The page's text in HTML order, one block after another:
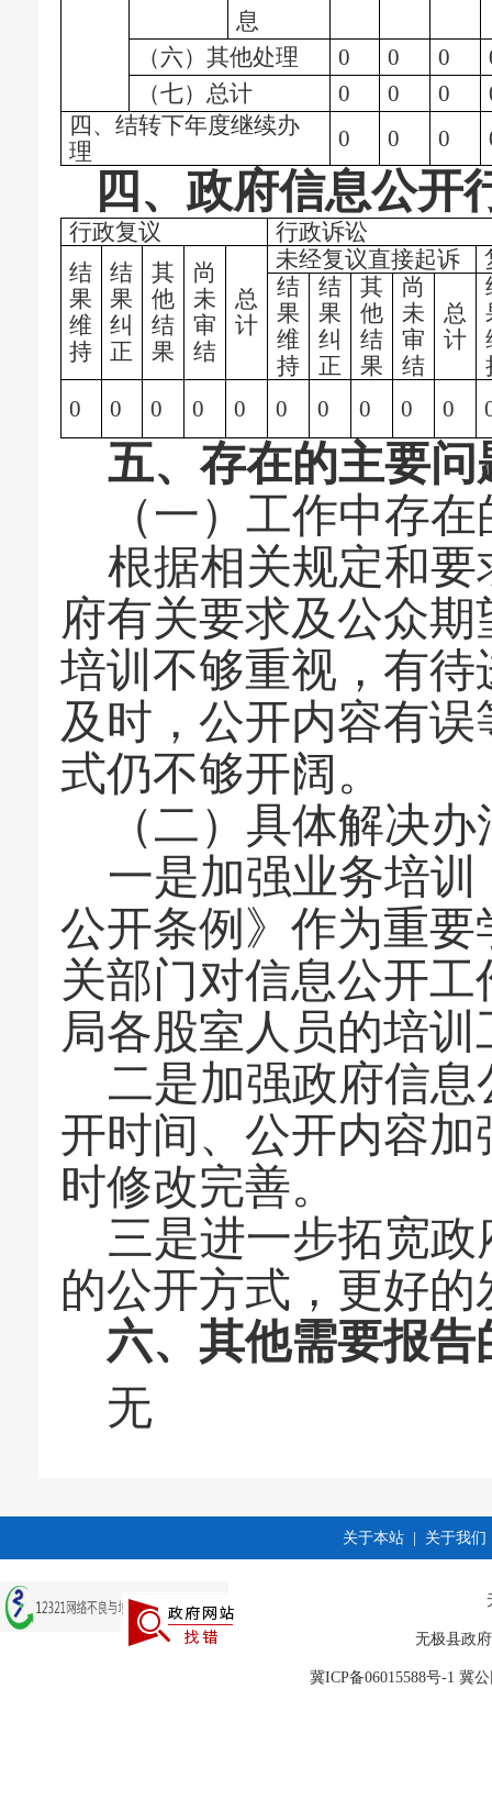
息
（六）其他处理 0 0 0
（七）总计
0 0 0
四、结转下年度继续办
理
0 0 0
四、政府信息公开
行政复议
行政诉讼
结
果
维
持
结
果
纠
正
其
他
结
果
尚
未
审
结
总
计
未经复议直接起诉
结
果
维
持
结
果
纠
正
其
他
结
果
尚
未
审
结
总
计
0
0 0 0 0 0 0 0 0 0
五、存在的主要
（一）工作中存
根据相关规定和
府有关要求及公众
培训不够重视，有
及时，公开内容有
式仍不够开阔。
（二）具体解决
一是加强业务培
公开条例》作为重
关部门对信息公开
局各股室人员的培训
二是加强政府信
开时间、公开内容
时修改完善。
三是进一步拓宽
的公开方式，更好
六、其他需要报告
无